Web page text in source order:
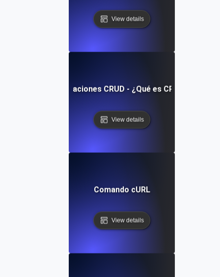
View details
Operaciones CRUD - ¿Qué es CRUD?
View details
Comando cURL
View details